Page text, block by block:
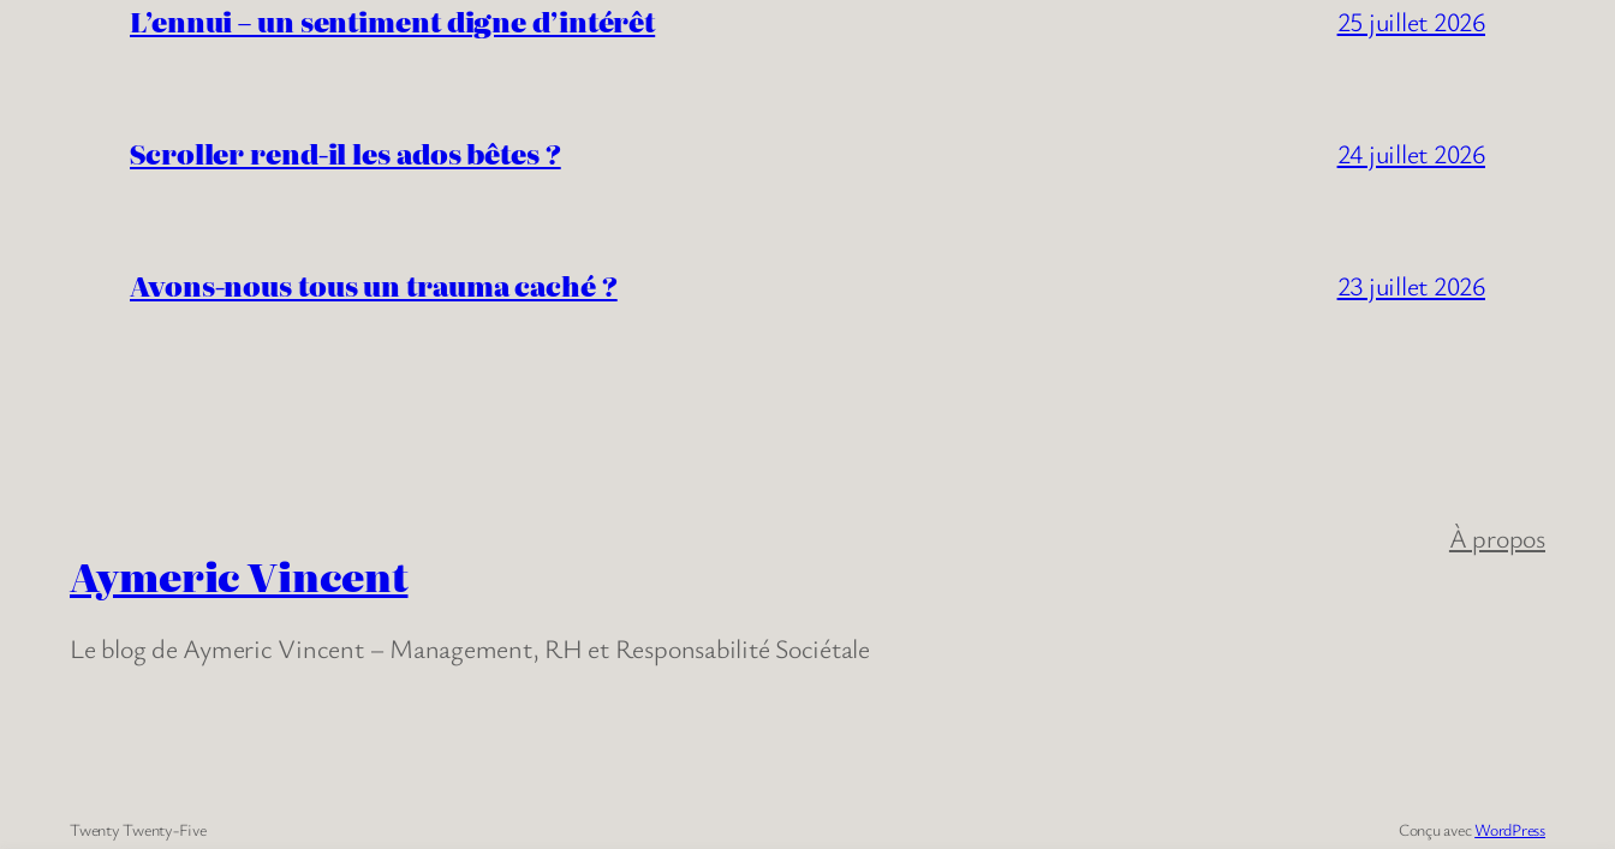
L’ennui – un sentiment digne d’intérêt 25 juillet 2026
Scroller rend-il les ados bêtes ? 24 juillet 2026
Avons-nous tous un trauma caché ? 23 juillet 2026
Aymeric Vincent
Le blog de Aymeric Vincent – Management, RH et Responsabilité Sociétale
À propos
Twenty Twenty-Five Conçu avecWordPress